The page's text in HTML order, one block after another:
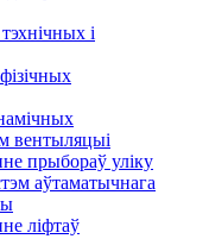
і
вентыляцыі
прыбораў уліку
аўтаматычнага
ліфтаў